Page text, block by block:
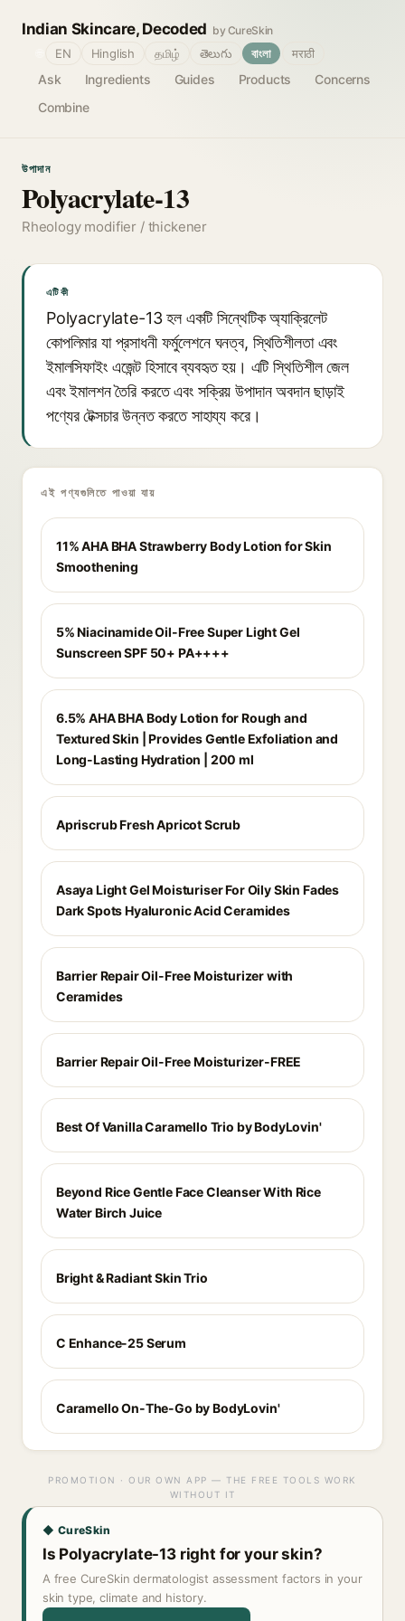
Indian Skincare, Decoded by CureSkin
Ask Ingredients Guides Products
Concerns
Combine
EN Hinglish தமிழ் తెలుగు বাংলা मराठी
উপাদান
Polyacrylate-13
Rheology modifier / thickener
এটি কী
Polyacrylate-13 হল একটি সিন্থেটিক অ্যাক্রিলেট
কোপলিমার যা প্রসাধনী ফর্মুলেশনে ঘনত্ব, স্থিতিশীলতা এবং
ইমালসিফাইং এজেন্ট হিসাবে ব্যবহৃত হয়। এটি স্থিতিশীল জেল
এবং ইমালশন তৈরি করতে এবং সক্রিয় উপাদান অবদান ছাড়াই
পণ্যের টেক্সচার উন্নত করতে সাহায্য করে।
এই পণ্যগুলিতে পাওয়া যায়
11% AHA BHA Strawberry Body Lotion for Skin
Smoothening
5% Niacinamide Oil-Free Super Light Gel
Sunscreen SPF 50+ PA++++
6.5% AHA BHA Body Lotion for Rough and
Textured Skin | Provides Gentle Exfoliation and
Long-Lasting Hydration | 200 ml
Apriscrub Fresh Apricot Scrub
Asaya Light Gel Moisturiser For Oily Skin Fades
Dark Spots Hyaluronic Acid Ceramides
Barrier Repair Oil-Free Moisturizer with
Ceramides
Barrier Repair Oil-Free Moisturizer-FREE
Best Of Vanilla Caramello Trio by BodyLovin'
Beyond Rice Gentle Face Cleanser With Rice
Water Birch Juice
Bright & Radiant Skin Trio
C Enhance-25 Serum
Caramello On-The-Go by BodyLovin'
PROMOTION · OUR OWN APP — THE FREE TOOLS WORK
WITHOUT IT
◆ CureSkin
Is Polyacrylate-13 right for your skin?
A free CureSkin dermatologist assessment factors in your
skin type, climate and history.